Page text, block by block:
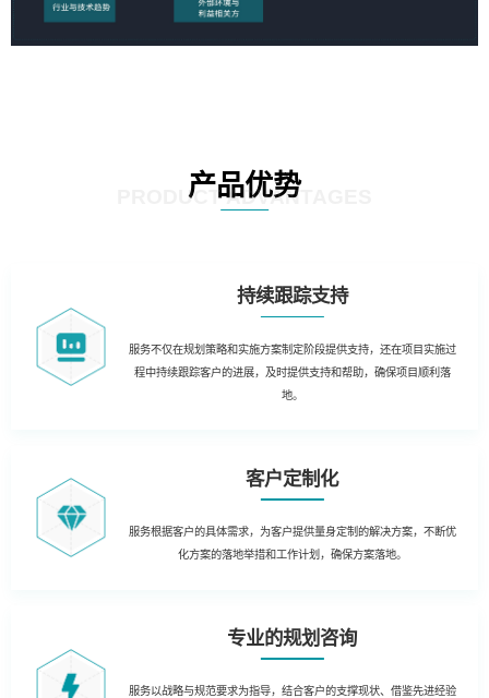
产品优势
PRODUCT ADVANTAGES
持续跟踪支持
服务不仅在规划策略和实施方案制定阶段提供支持，还在项目实施过
程中持续跟踪客户的进展，及时提供支持和帮助，确保项目顺利落
地。
客户定制化
服务根据客户的具体需求，为客户提供量身定制的解决方案，不断优
化方案的落地举措和工作计划，确保方案落地。
专业的规划咨询
服务以战略与规范要求为指导，结合客户的支撑现状、借鉴先进经验